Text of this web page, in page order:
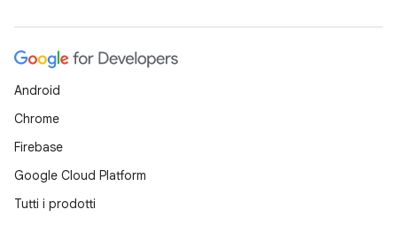
Android
Chrome
Firebase
Google Cloud Platform
Tutti i prodotti